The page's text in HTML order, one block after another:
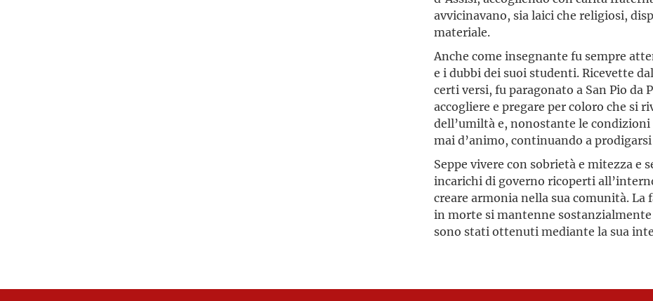
avvicinavano, sia laici che religiosi,
materiale.
Anche come insegnante fu sempre
e i dubbi dei suoi studenti. Ricevette
certi versi, fu paragonato a San Pio
accogliere e pregare per coloro che si
dell’umiltà e, nonostante le
mai d’animo, continuando a
Seppe vivere con sobrietà e mitezza e
incarichi di governo ricoperti
creare armonia nella sua comunità.
in morte si mantenne
sono stati ottenuti mediante la sua